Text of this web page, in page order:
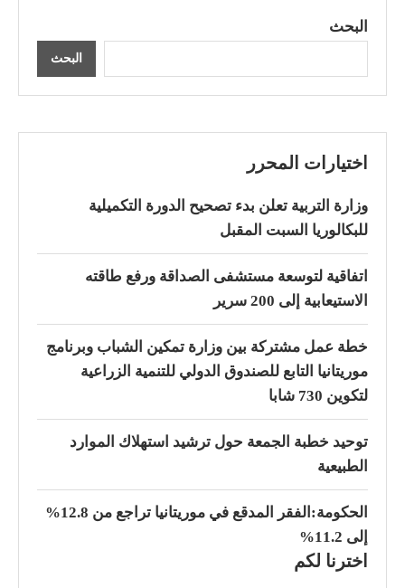
البحث
البحث
اختيارات المحرر
وزارة التربية تعلن بدء تصحيح الدورة التكميلية
للبكالوريا السبت المقبل
اتفاقية لتوسعة مستشفى الصداقة ورفع طاقته
الاستيعابية إلى 200 سرير
خطة عمل مشتركة بين وزارة تمكين الشباب وبرنامج
موريتانيا التابع للصندوق الدولي للتنمية الزراعية
لتكوين 730 شابا
توحيد خطبة الجمعة حول ترشيد استهلاك الموارد
الطبيعية
الحكومة:الفقر المدقع في موريتانيا تراجع من 12.8%
إلى 11.2%
اخترنا لكم